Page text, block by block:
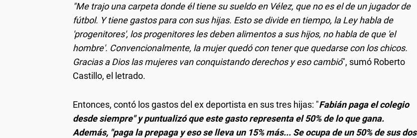
"Me trajo una carpeta donde él tiene su sueldo en Vélez, que no es el de un jugador de
fútbol. Y tiene gastos para con sus hijas. Esto se divide en tiempo, la Ley habla de
'progenitores', los progenitores les deben alimentos a sus hijos, no habla de que 'el
hombre'. Convencionalmente, la mujer quedó con tener que quedarse con los chicos.
Gracias a Dios las mujeres van conquistando derechos y eso cambió", sumó Roberto
Castillo, el letrado.
Entonces, contó los gastos del ex deportista en sus tres hijas: "Fabián paga el colegio
desde siempre" y puntualizó que este gasto representa el 50% de lo que gana.
Además, "paga la prepaga y eso se lleva un 15% más... Se ocupa de un 50% de sus dos